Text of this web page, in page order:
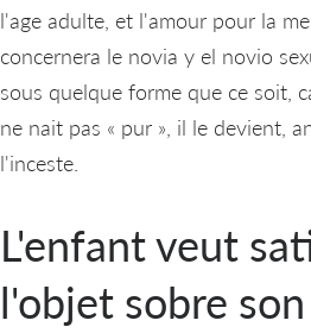
l'age adulte, et l'amour pour la
concernera le novia y el novio
sous quelque forme que ce soit,
ne nait pas « pur », il le devient,
l'inceste.
L'enfant veut
l'objet sobre